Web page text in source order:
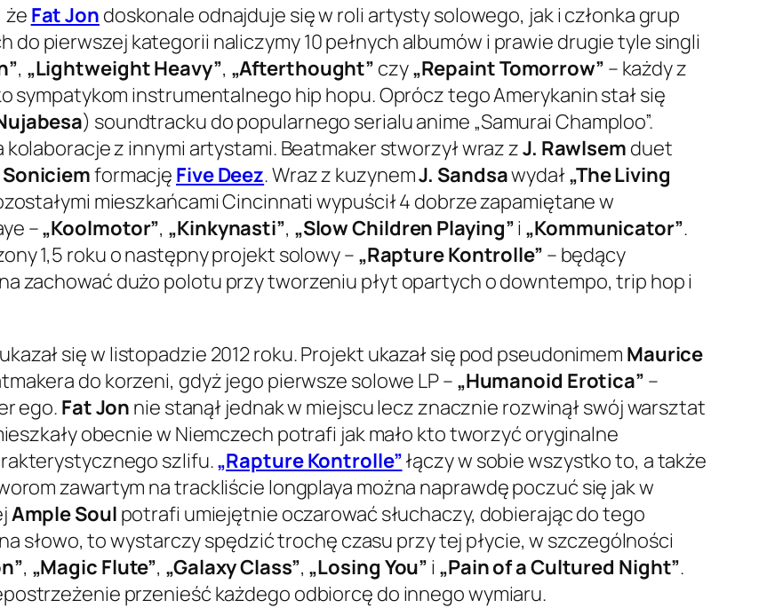
że Fat Jon doskonale odnajduje się w roli artysty solowego, jak i członka grup
pierwszej kategorii naliczymy 10 pełnych albumów i prawie drugie tyle singli
, „Lightweight Heavy”, „Afterthought” czy„Repaint Tomorrow” – każdy z
instrumentalnego hip hopu. Oprócz tego Amerykanin stał się
) soundtracku do popularnego serialu anime „Samurai Champloo”.
z innymi artystami. Beatmaker stworzył wraz zJ. Rawlsem duet
Soniciemformację Five Deez. Wraz z kuzynemJ. Sandsawydał„The Living
mieszkańcami Cincinnati wypuścił 4 dobrze zapamiętane w
–„Koolmotor”, „Kinkynasti”, „Slow Children Playing”i „Kommunicator”.
1,5 roku o następny projekt solowy –„Rapture Kontrolle” – będący
zachować dużo polotu przy tworzeniu płyt opartych o downtempo, trip hop i
się w listopadzie 2012 roku. Projekt ukazał się pod pseudonimem Maurice
do korzeni, gdyż jego pierwsze solowe LP – „Humanoid Erotica” –
ego. Fat Jon nie stanął jednak w miejscu lecz znacznie rozwinął swój warsztat
obecnie w Niemczech potrafi jak mało kto tworzyć oryginalne
szlifu.„Rapture Kontrolle”łączy w sobie wszystko to, a także
zawartym na trackliście longplaya można naprawdę poczuć się jak w
Ample Soul potrafi umiejętnie oczarować słuchaczy, dobierając do tego
słowo, to wystarczy spędzić trochę czasu przy tej płycie, w szczególności
, „Magic Flute”, „Galaxy Class”, „Losing You” i „Pain of a Cultured Night”.
przenieść każdego odbiorcę do innego wymiaru.